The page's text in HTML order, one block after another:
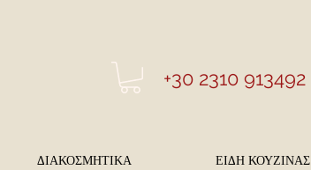
+30 2310 913492
ΔΙΑΚΟΣΜΗΤΙΚΑ ΕΙΔΗ ΚΟΥΖΙΝΑΣ